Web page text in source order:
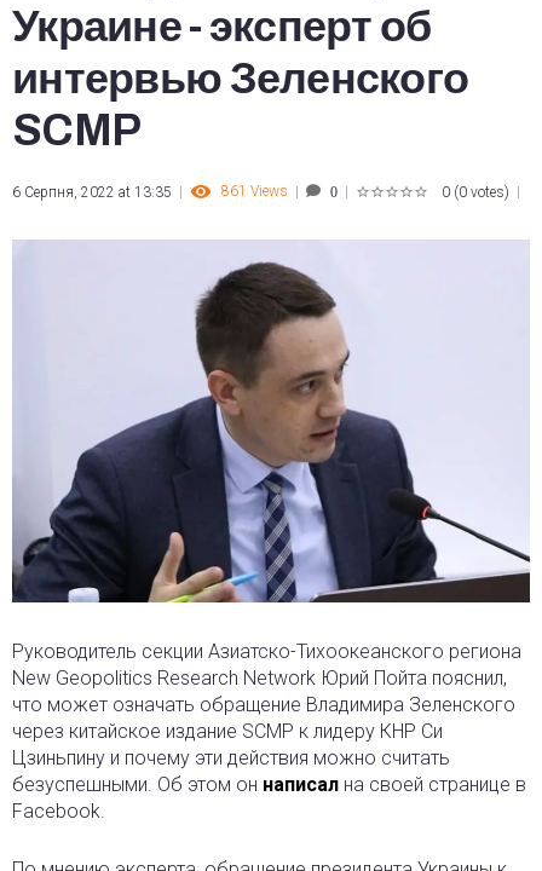
Украине - эксперт об
интервью Зеленского
SCMP
6 Серпня, 2022 at 13:35 861 Views 0 0 (0 votes)
Руководитель секции Азиатско-Тихоокеанского региона
New Geopolitics Research Network Юрий Пойта пояснил,
что может означать обращение Владимира Зеленского
через китайское издание SCMP к лидеру КНР Си
Цзиньпину и почему эти действия можно считать
безуспешными. Об этом он написал на своей странице в
Facebook.